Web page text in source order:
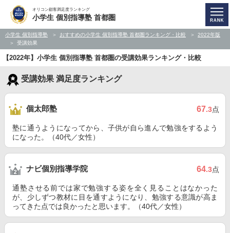
オリコン顧客満足度ランキング
小学生 個別指導塾 首都圏
小学生 個別指導塾 おすすめの小学生 個別指導塾 首都圏ランキング・比較
2022年版
受講効果
【2022年】小学生 個別指導塾 首都圏の受講効果ランキング・比較
受講効果 満足度ランキング
個太郎塾 67.3点
塾に通うようになってから、子供が自ら進んで勉強をするよう
になった。（40代／女性）
ナビ個別指導学院 64.3点
通塾させる前では家で勉強する姿を全く見ることはなかった
が、少しずつ教材に目を通すようになり、勉強する意識が高ま
ってきた点では良かったと思います。（40代／女性）